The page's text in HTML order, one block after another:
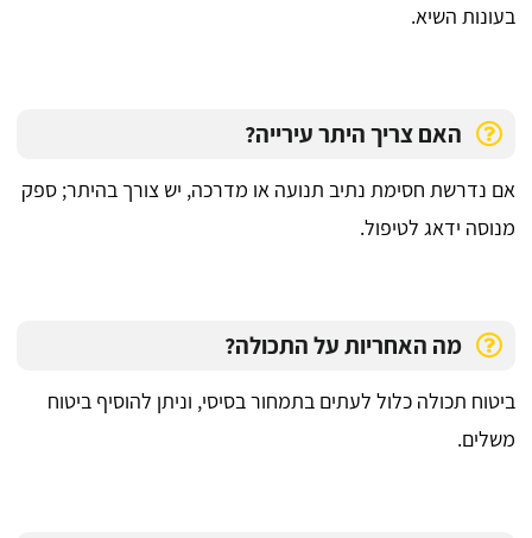
בעונות השיא.
האם צריך היתר עירייה?
אם נדרשת חסימת נתיב תנועה או מדרכה, יש צורך בהיתר; ספק
מנוסה ידאג לטיפול.
מה האחריות על התכולה?
ביטוח תכולה כלול לעתים בתמחור בסיסי, וניתן להוסיף ביטוח
משלים.